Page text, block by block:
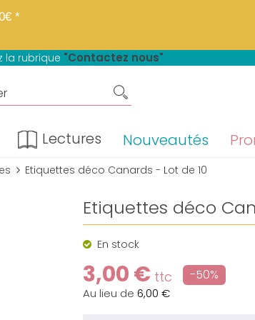
mêmes prix, mêmes avantages.
*
la rubrique "Contactez nous"
Lectures Nouveautés
Etiquettes déco Canards - Lot de 10
Etiquettes déco
En stock
3,00 € ttc -50%
Au lieu de6,00 €